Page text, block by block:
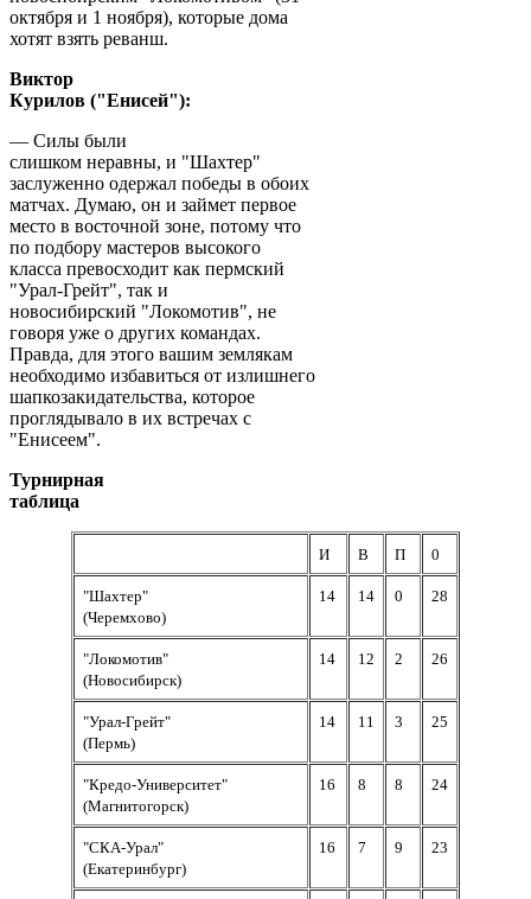
октября и 1 ноября), которые дома
хотят взять реванш.
Виктор
Курилов ("Енисей"):
— Силы были
слишком неравны, и "Шахтер"
заслуженно одержал победы в обоих
матчах. Думаю, он и займет первое
место в восточной зоне, потому что
по подбору мастеров высокого
класса превосходит как пермский
"Урал-Грейт", так и
новосибирский "Локомотив", не
говоря уже о других командах.
Правда, для этого вашим землякам
необходимо избавиться от излишнего
шапкозакидательства, которое
проглядывало в их встречах с
"Енисеем".
Турнирная
таблица
И В П 0
"Шахтер"
(Черемхово)
14 14 0 28
"Локомотив"
(Новосибирск)
14 12 2 26
"Урал-Грейт"
(Пермь)
14 11 3 25
"Кредо-Университет"
(Магнитогорск)
16 8 8 24
"СКА-Урал"
(Екатеринбург)
16 7 9 23